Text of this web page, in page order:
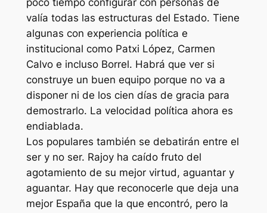
valía todas las estructuras del Estado. Tiene
algunas con experiencia política e
institucional como Patxi López, Carmen
Calvo e incluso Borrel. Habrá que ver si
construye un buen equipo porque no va a
disponer ni de los cien días de gracia para
demostrarlo. La velocidad política ahora es
endiablada.
Los populares también se debatirán entre el
ser y no ser. Rajoy ha caído fruto del
agotamiento de su mejor virtud, aguantar y
aguantar. Hay que reconocerle que deja una
mejor España que la que encontró, pero la